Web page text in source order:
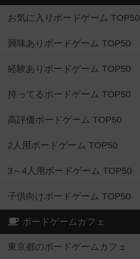
お気に入りボードゲーム TOP50
興味ありボードゲーム TOP50
経験ありボードゲーム TOP50
持ってるボードゲーム TOP50
高評価ボードゲーム TOP50
2人用ボードゲーム TOP50
3～4人用ボードゲーム TOP50
子供向けボードゲーム TOP50
ボードゲームカフェ
東京都のボードゲームカフェ